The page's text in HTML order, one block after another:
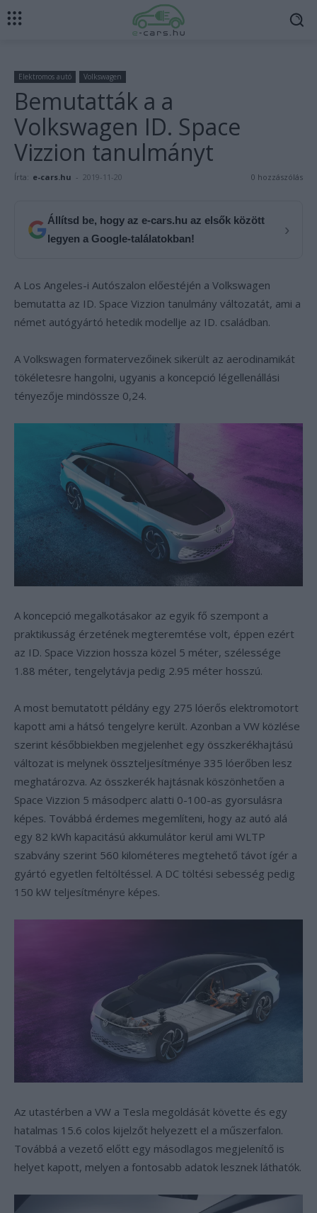
Elektromos autó Volkswagen
Bemutatták a a
Volkswagen ID. Space
Vizzion tanulmányt
Írta: e-cars.hu - 2019-11-20 0 hozzászólás
Állítsd be, hogy az e-cars.hu az elsők között
legyen a Google-találatokban!
›
A Los Angeles-i Autószalon előestéjén a Volkswagen
bemutatta az ID. Space Vizzion tanulmány változatát, ami a
német autógyártó hetedik modellje az ID. családban.
A Volkswagen formatervezőinek sikerült az aerodinamikát
tökéletesre hangolni, ugyanis a koncepció légellenállási
tényezője mindössze 0,24.
A koncepció megalkotásakor az egyik fő szempont a
praktikusság érzetének megteremtése volt, éppen ezért
az ID. Space Vizzion hossza közel 5 méter, szélessége
1.88 méter, tengelytávja pedig 2.95 méter hosszú.
A most bemutatott példány egy 275 lóerős elektromotort
kapott ami a hátsó tengelyre került. Azonban a VW közlése
szerint későbbiekben megjelenhet egy összkerékhajtású
változat is melynek összteljesítménye 335 lóerőben lesz
meghatározva. Az összkerék hajtásnak köszönhetően a
Space Vizzion 5 másodperc alatti 0-100-as gyorsulásra
képes. Továbbá érdemes megemlíteni, hogy az autó alá
egy 82 kWh kapacitású akkumulátor kerül ami WLTP
szabvány szerint 560 kilométeres megtehető távot ígér a
gyártó egyetlen feltöltéssel. A DC töltési sebesség pedig
150 kW teljesítményre képes.
Az utastérben a VW a Tesla megoldását követte és egy
hatalmas 15.6 colos kijelzőt helyezett el a műszerfalon.
Továbbá a vezető előtt egy másodlagos megjelenítő is
helyet kapott, melyen a fontosabb adatok lesznek láthatók.